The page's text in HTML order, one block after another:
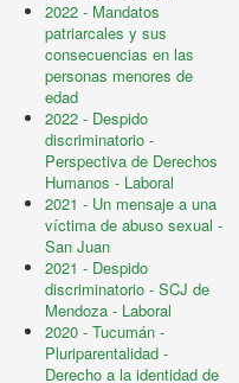
2022 - Mandatos
patriarcales y sus
consecuencias en las
personas menores de
edad
2022 - Despido
discriminatorio -
Perspectiva de Derechos
Humanos - Laboral
2021 - Un mensaje a una
víctima de abuso sexual -
San Juan
2021 - Despido
discriminatorio - SCJ de
Mendoza - Laboral
2020 - Tucumán -
Pluriparentalidad -
Derecho a la identidad de